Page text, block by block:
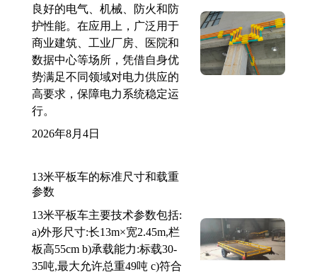
良好的电气、机械、防火和防
护性能。在应用上，广泛用于
商业建筑、工业厂房、医院和
数据中心等场所，凭借自身优
势满足不同领域对电力供应的
高要求，保障电力系统稳定运
行。
2026年8月4日
13米平板车的标准尺寸和载重
参数
13米平板车主要技术参数包括:
a)外形尺寸:长13m×宽2.45m,栏
板高55cm b)承载能力:标载30-
35吨,最大允许总重49吨 c)符合